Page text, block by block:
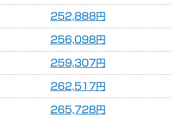
252,888円
256,098円
259,307円
262,517円
265,728円